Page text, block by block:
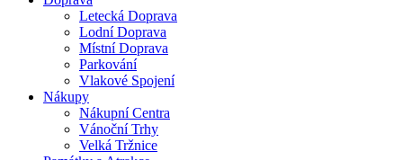
Letecká Doprava
Lodní Doprava
Místní Doprava
Parkování
Vlakové Spojení
Nákupy
Nákupní Centra
Vánoční Trhy
Velká Tržnice